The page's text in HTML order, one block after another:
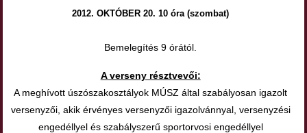
2012. OKTÓBER 20. 10 óra (szombat)
Bemelegítés 9 órától.
A verseny résztvevői:
A meghívott úszószakosztályok MÚSZ által szabályosan igazolt
versenyzői, akik érvényes versenyzői igazolvánnyal, versenyzési
engedéllyel és szabályszerű sportorvosi engedéllyel